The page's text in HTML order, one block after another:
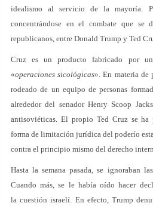
idealismo al servicio de la mayoría.
concentrándose en el combate que se
republicanos, entre Donald Trump y Ted
Cruz es un producto fabricado por
«operaciones sicológicas». En materia de
rodeado de un equipo de personas
alrededor del senador Henry Scoop
antisoviéticas. El propio Ted Cruz se
forma de limitación jurídica del poderío
contra el principio mismo del derecho
Hasta la semana pasada, se ignoraban
Cuando más, se le había oído hacer
la cuestión israelí. En efecto, Trump